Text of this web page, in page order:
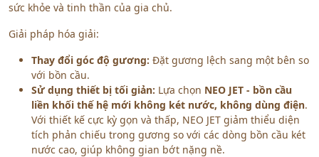
sức khỏe và tinh thần của gia chủ.
Giải pháp hóa giải:
Thay đổi góc độ gương: Đặt gương lệch sang một bên so
với bồn cầu.
Sử dụng thiết bị tối giản: Lựa chọn NEO JET - bồn cầu
liền khối thế hệ mới không két nước, không dùng điện.
Với thiết kế cực kỳ gọn và thấp, NEO JET giảm thiểu diện
tích phản chiếu trong gương so với các dòng bồn cầu két
nước cao, giúp không gian bớt nặng nề.